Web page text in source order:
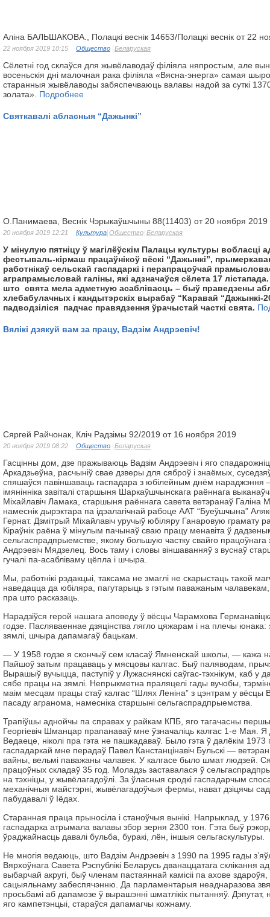
Аліна БАЛЬШАКОВА., Полацкі веснік 14653/Полацкі веснік от 22
22 ноября 2019 10:15 Общество Беларуская
Сёлетні год склаўся для жывёлаводаў філіяла няпростым, але
восеньскія дні малочная рака філіяла «Вясна-энерга» самая
старанныя жывёлаводы забяспечваюць валавы надой за суткі
золата». Подробнее
Святкавалі абласныя “Дажынкі”
О.Панимаева, Веснік Чэрыкаўшчыны 88(11403) от 20 ноября 2019
20 ноября 2019 12:21 Культура Общество Беларуская
У мінулую пятніцу ў магілёўскім Палацы культуры вобласці
фестываль-кірмаш працаўнікоў вёскі “Дажынкі”,
работнікаў сельскай гаспадаркі і перапрацоўчай
аграпрамысловай галіны, які адзначаўся сёлета 17
што свята мела адметную асаблівасць – быў праведзены
хлебабулачных і кандытэрскіх вырабаў “Каравай “Дажынкі-
падводзіліся падчас правядзення ўрачыстай часткі свята.
Вялікі дзякуй вам за працу, Вадзім Андрэевіч!
Сяргей Райчонак, Кліч Радзімы 92/2019 от 16 ноября 2019
20 ноября 2019 08:22 Общество Беларуская
Гасцінны дом, дзе пражываюць Вадзім Андрэевіч і яго
Аркадзьеўна, расчыніў свае дзверы для сяброў і знаёмых,
спяшаўся павіншаваць гаспадара з юбілейным днём нараджэння
імянінніка завіталі старшыня Шаркаўшчынскага раённага
Міхайлавіч Ламака, старшыня раённага савета ветэранаў Галіна
намеснік дырэктара па ідэалагічнай рабоце ААТ “Буеўшчына”
Гернат. Дзмітрый Міхайлавіч уручыў юбіляру Ганаровую грамату
Кіраўнік раёна ў мінулым пачынаў сваю працу менавіта ў
сельгаспрадпрыемстве, якому большую частку свайго працоўнага
Андрэевіч Мядзелец. Вось таму і словы віншаванняў з вуснаў
гучалі па-асабліваму цёпла і шчыра.
Мы, работнікі рэдакцыі, таксама не змаглі не скарыстаць такой
наведацца да юбіляра, пагутарыць з гэтым паважаным
пра што расказаць.
Нарадзіўся герой нашага аповеду ў вёсцы Чарамхова
годзе. Пасляваеннае дзяцінства лягло цяжарам і на плечы
зямлі, шчыра дапамагаў бацькам.
— У 1958 годзе я скончыў сем класаў Ямненскай школы, — кажа
Пайшоў затым працаваць у мясцовы калгас. Быў паляводам,
Вырашыў вучыцца, паступіў у Лужаснянскі саўгас-тэхнікум, каб у
сябе працы на зямлі. Непрыкметна праляцелі гады вучобы,
маім месцам працы стаў калгас “Шлях Леніна” з цэнтрам у вёсцы
пасаду агранома, намесніка старшыні сельгаспрадпрыемства.
Трапіўшы аднойчы па справах у райкам КПБ, яго тагачасны першы
Георгіевіч Шманцар прапанаваў мне ўзначаліць калгас 1-е Мая. Я
Ведаеце, ніколі пра гэта не пашкадаваў. Было гэта ў далёкім 1973
гаспадаркай мне перадаў Павел Канстанцінавіч Бульскі —
вайны, вельмі паважаны чалавек. У калгасе было шмат людзей.
працоўных складаў 35 год. Моладзь заставалася ў
на тэхніцы, у жывёлагадоўлі. За ўласныя сродкі гаспадарчым
механічныя майстэрні, жывёлагадоўчыя фермы, нават дзіцячы
пабудавалі ў Іёдах.
Старанная праца прыносіла і станоўчыя вынікі. Напрыклад, у
гаспадарка атрымала валавы збор зерня 2300 тон. Гэта быў
ўраджайнасць давалі бульба, буракі, лён, іншыя сельгаскультуры.
Не многія ведаюць, што Вадзім Андрэевіч з 1990 па 1995 гады
Вярхоўнага Савета Рэспублікі Беларусь дванаццатага склікання
выбарчай акругі, быў членам пастаяннай камісіі па ахове здароўя,
сацыяльнаму забеспячэнню. Да парламентарыя неаднаразова
просьбамі аб дапамозе ў вырашэнні шматлікіх пытанняў. Дэпутат,
яго кампетэнцыі, стараўся дапамагчы кожнаму.